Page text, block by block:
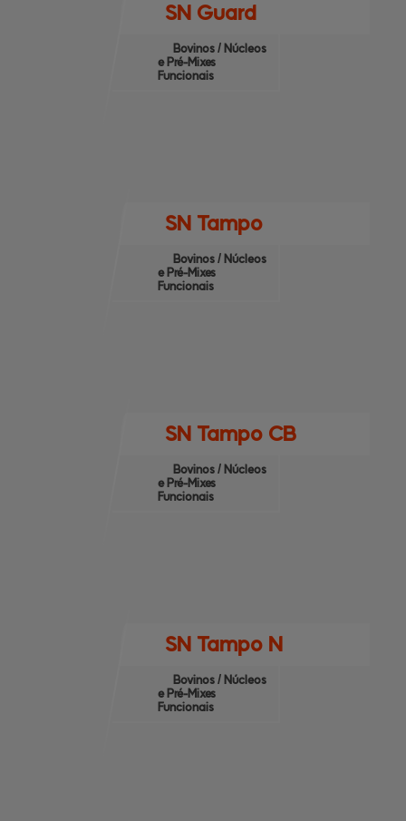
SN Guard
Bovinos / Núcleos
e Pré-Mixes
Funcionais
SN Tampo
Bovinos / Núcleos
e Pré-Mixes
Funcionais
SN Tampo CB
Bovinos / Núcleos
e Pré-Mixes
Funcionais
SN Tampo N
Bovinos / Núcleos
e Pré-Mixes
Funcionais